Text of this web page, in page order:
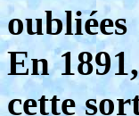
En
cette